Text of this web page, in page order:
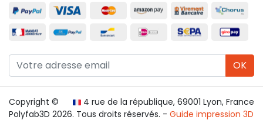
OK
4 rue de la république, 69001 Lyon, France
Copyright ©
Polyfab3D 2026. Tous droits réservés. - Guide impression 3D